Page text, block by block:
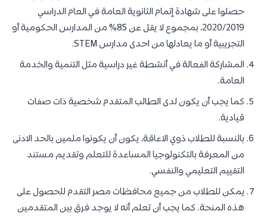
حصلوا على شهادة إتمام الثانوية العامة في العام الدراسي
2020/2019، بمجموع لا يقل عن 85% من المدارس الحكومية أو
التجريبية أو ما يعادلها من احدى مدارس STEM.
المشاركة الفعالة في أنشطة غير دراسية مثل التنمية والخدمة
العامة.
كما يجب أن يكون لدى الطالب المتقدم شخصية ذات صفات
قيادية.
بالنسبة للطلاب ذوي الاعاقة، يكون أن يكونوا ملمين بالحد الادنى
من المعرفة بالتكنولوجيا المساعدة للتعلم وتقديم مستند
التقييم التعليمي والنفسي.
يمكن للطلاب من جميع محافظات مصر التقدم للحصول على
هذه المنحة. كما يجب أن تعلم أنه لا يوجد فرق بين المتقدمين